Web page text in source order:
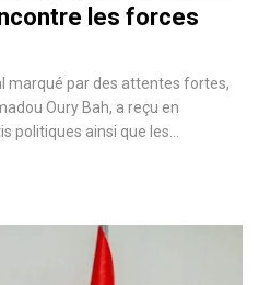
les forces
marqué par des attentes fortes,
Oury Bah, a reçu en
politiques ainsi que les…